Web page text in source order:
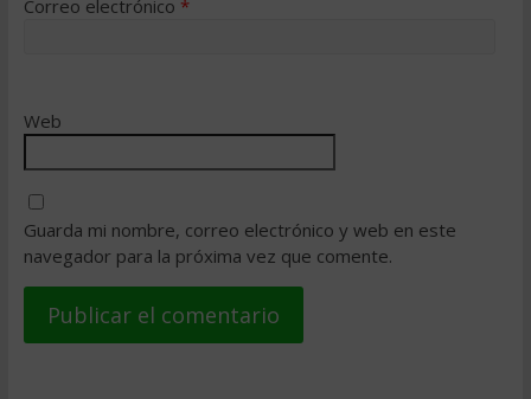
Correo electrónico *
Web
Guarda mi nombre, correo electrónico y web en este
navegador para la próxima vez que comente.